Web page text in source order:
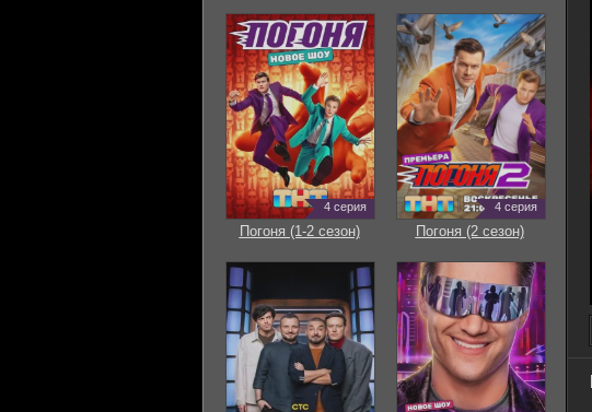
4 серия
Погоня (1-2 сезон)
4 серия
Погоня (2 сезон)